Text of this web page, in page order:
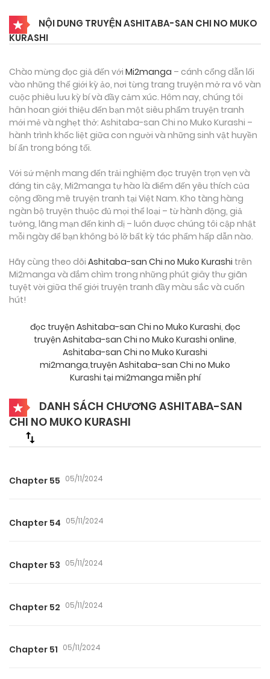
NỘI DUNG TRUYỆN ASHITABA-SAN CHI NO MUKO
KURASHI
Chào mừng đọc giả đến với Mi2manga – cánh cổng dẫn lối
vào những thế giới kỳ ảo, nơi từng trang truyện mở ra vô vàn
cuộc phiêu lưu kỳ bí và đầy cảm xúc. Hôm nay, chúng tôi
hân hoan giới thiệu đến bạn một siêu phẩm truyện tranh
mới mẻ và nghẹt thở: Ashitaba-san Chi no Muko Kurashi –
hành trình khốc liệt giữa con người và những sinh vật huyền
bí ẩn trong bóng tối.
Với sứ mệnh mang đến trải nghiệm đọc truyện trọn vẹn và
đáng tin cậy, Mi2manga tự hào là điểm đến yêu thích của
cộng đồng mê truyện tranh tại Việt Nam. Kho tàng hàng
ngàn bộ truyện thuộc đủ mọi thể loại – từ hành động, giả
tưởng, lãng mạn đến kinh dị – luôn được chúng tôi cập nhật
mỗi ngày để bạn không bỏ lỡ bất kỳ tác phẩm hấp dẫn nào.
Hãy cùng theo dõi Ashitaba-san Chi no Muko Kurashi trên
Mi2manga và đắm chìm trong những phút giây thư giãn
tuyệt vời giữa thế giới truyện tranh đầy màu sắc và cuốn
hút!
đọc truyện Ashitaba-san Chi no Muko Kurashi, đọc
truyện Ashitaba-san Chi no Muko Kurashi online,
Ashitaba-san Chi no Muko Kurashi
mi2manga,truyện Ashitaba-san Chi no Muko
Kurashi tại mi2manga miễn phí
DANH SÁCH CHƯƠNG ASHITABA-SAN
CHI NO MUKO KURASHI
Chapter 55 05/11/2024
Chapter 54 05/11/2024
Chapter 53 05/11/2024
Chapter 52 05/11/2024
Chapter 51 05/11/2024